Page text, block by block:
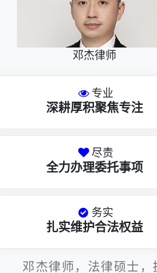
邓杰律师
专业
深耕厚积聚焦专注
尽责
全力办理委托事项
务实
扎实维护合法权益
邓杰律师，法律硕士，